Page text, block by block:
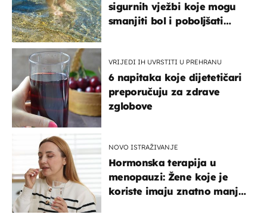
sigurnih vježbi koje mogu
smanjiti bol i poboljšati
VRIJEDI IH UVRSTITI U PREHRANU
6 napitaka koje dijetetičari
preporučuju za zdrave
zglobove
NOVO ISTRAŽIVANJE
Hormonska terapija u
menopauzi: Žene koje je
koriste imaju znatno manji